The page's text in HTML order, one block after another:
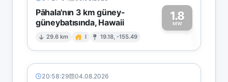
Pāhala'nın 3 km güney-
güneybatısında, Hawaii
29.6 km I 19.18, -155.49
1.8
MW1
20:58:29 04.08.2026